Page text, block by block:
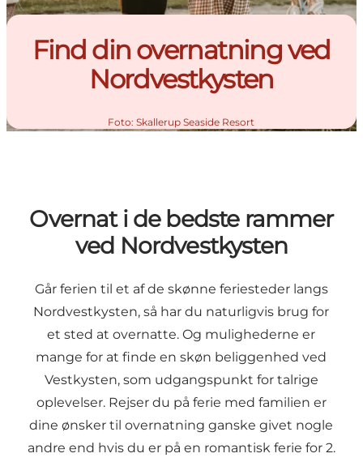
Find din overnatning ved
Nordvestkysten
Foto: Skallerup Seaside Resort
Overnat i de bedste rammer
ved Nordvestkysten
Går ferien til et af de skønne feriestederlangs
Nordvestkysten, så har du naturligvis brug for
et sted at overnatte. Og mulighederne er
mange for at finde en skøn beliggenhed ved
Vestkysten, som udgangspunkt for talrige
oplevelser. Rejser du på ferie med familien er
dine ønsker til overnatning ganske givet nogle
andre end hvis du er på en romantisk ferie for 2.